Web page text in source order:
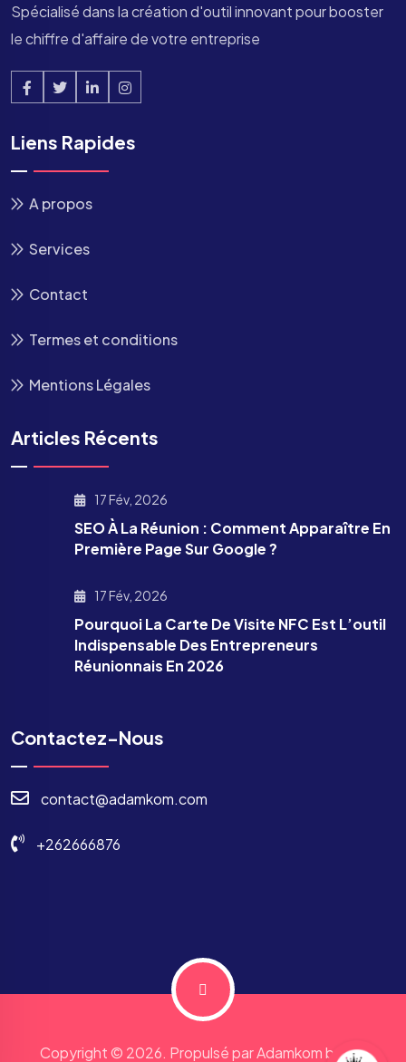
Spécialisé dans la création d'outil innovant pour booster
le chiffre d'affaire de votre entreprise
Liens Rapides
A propos
Services
Contact
Termes et conditions
Mentions Légales
Articles Récents
17 Fév, 2026
SEO À La Réunion : Comment Apparaître En
Première Page Sur Google ?
17 Fév, 2026
Pourquoi La Carte De Visite NFC Est L’outil
Indispensable Des Entrepreneurs
Réunionnais En 2026
Contactez-Nous
contact@adamkom.com
+262666876
Copyright © 2026. Propulsé par Adamkom by JJP